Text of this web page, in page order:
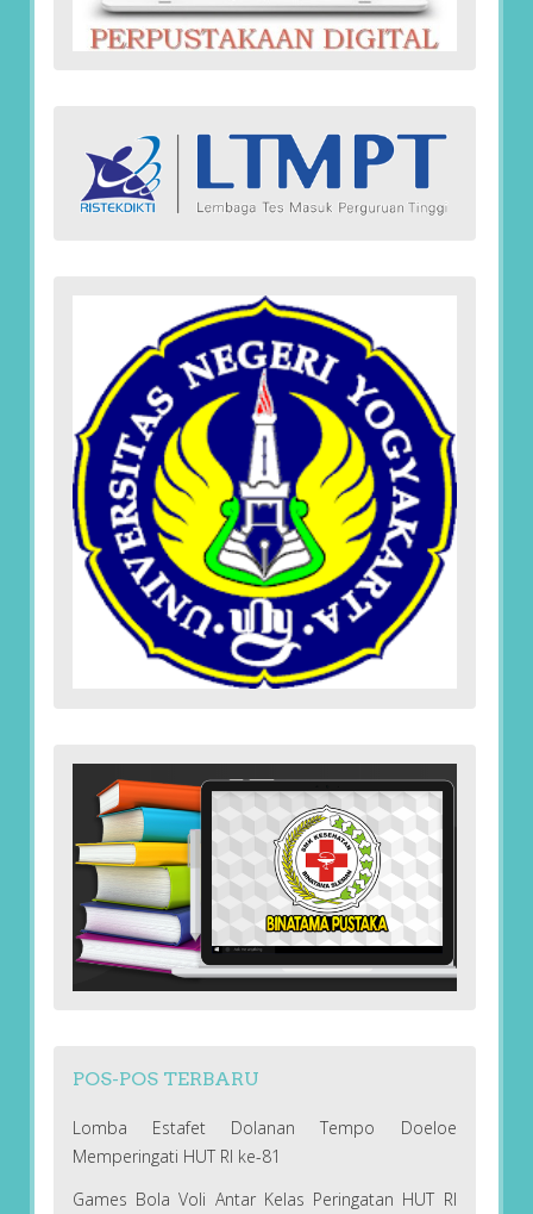
POS-POS TERBARU
Lomba Estafet Dolanan Tempo Doeloe
Memperingati HUT RI ke-81
Games Bola Voli Antar Kelas Peringatan HUT RI